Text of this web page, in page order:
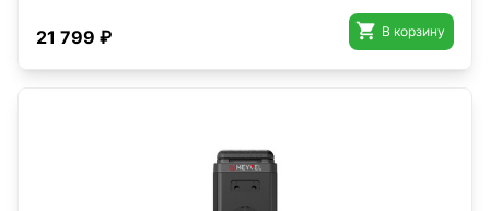
21 799 ₽  В корзину